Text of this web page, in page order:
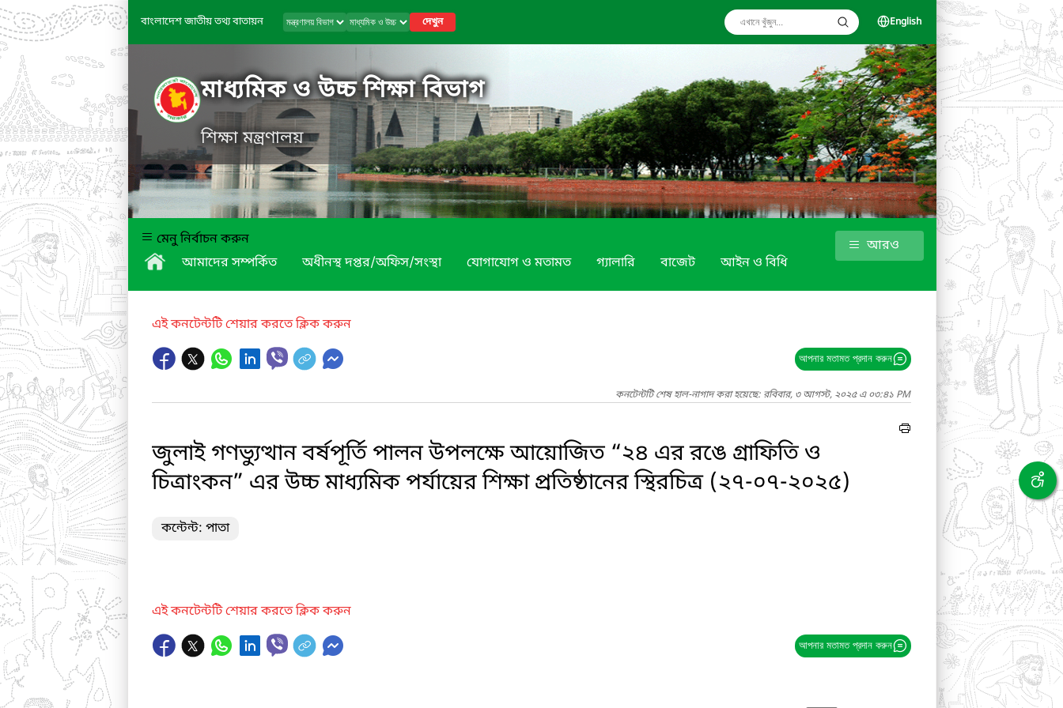
বাংলাদেশ জাতীয় তথ্য বাতায়ন দেখুন English
মাধ্যমিক ও উচ্চ শিক্ষা বিভাগ
শিক্ষা মন্ত্রণালয়
মেনু নির্বাচন করুন
আমাদের সম্পর্কিত
অধীনস্থ দপ্তর/অফিস/সংস্থা যোগাযোগ ও মতামত গ্যালারি বাজেট আইন ও বিধি
আরও
এই কনটেন্টটি শেয়ার করতে ক্লিক করুন
আপনার মতামত প্রদান করুন
কনটেন্টটি শেষ হাল-নাগাদ করা হয়েছে: রবিবার, ৩ আগস্ট, ২০২৫ এ ০৩:৪১ PM
জুলাই গণভ্যুত্থান বর্ষপূর্তি পালন উপলক্ষে আয়োজিত “২৪ এর রঙে গ্রাফিতি ও
চিত্রাংকন” এর উচ্চ মাধ্যমিক পর্যায়ের শিক্ষা প্রতিষ্ঠানের স্থিরচিত্র (২৭-০৭-২০২৫)
কন্টেন্ট: পাতা
এই কনটেন্টটি শেয়ার করতে ক্লিক করুন
আপনার মতামত প্রদান করুন